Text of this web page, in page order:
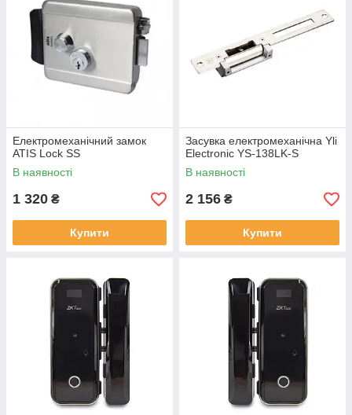
Електромеханічний замок
ATIS Lock SS
В наявності
1 320 ₴
Купити
Засувка електромеханічна Yli
Electronic YS-138LK-S
В наявності
2 156 ₴
Купити